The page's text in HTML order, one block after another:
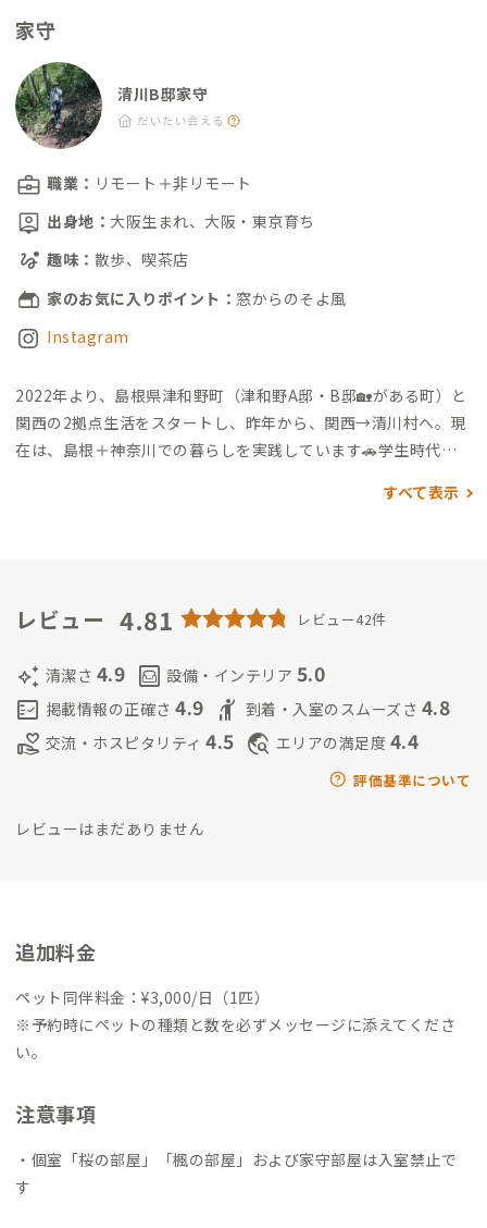
家守
清川B邸家守
だいたい会える
職業： リモート＋非リモート
出身地： 大阪生まれ、大阪・東京育ち
趣味： 散歩、喫茶店
家のお気に入りポイント： 窓からのそよ風
Instagram
2022年より、島根県津和野町（津和野A邸・B邸🏡がある町）と
関西の2拠点生活をスタートし、昨年から、関西→清川村へ。現
在は、島根＋神奈川での暮らしを実践しています🚗学生時代に
そのおかげか、共同生活に対する抵抗は
お過ごしいただけたら幸いです。よろしくお願いいたします。
すべて表示
レビュー 4.81 レビュー42件
auto_awesome 清潔さ 4.9 living 設備・インテリア 5.0
fact_check 掲載情報の正確さ 4.9 hail 到着・入室のスムーズさ 4.8
volunteer_activism 交流・ホスピタリティ 4.5 travel_explore エリアの満足度 4.4
評価基準について
レビューはまだありません
追加料金
ペット同伴料金：¥3,000/日（1匹）
※予約時にペットの種類と数を必ずメッセージに添えてくださ
い。
注意事項
・個室「桜の部屋」「楓の部屋」および家守部屋は入室禁止で
す